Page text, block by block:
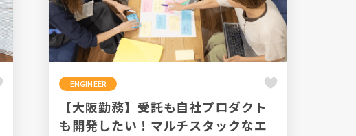
ENGINEER
【大阪勤務】受託も自社プロダクト
も開発したい！マルチスタックなエ